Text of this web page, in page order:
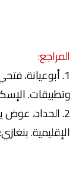
المراجع:
1. أبوعيانة،
وتطبيقات.
2. الحداد،
الإقليمية.